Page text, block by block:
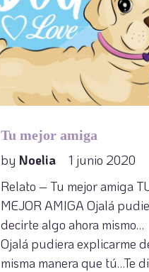
Tu mejor amiga
by Noelia
1 junio 2020
Relato – Tu mejor amiga
MEJOR AMIGA Ojalá
decirte algo ahora mismo…
Ojalá pudiera explicarme
misma manera que tú…Te